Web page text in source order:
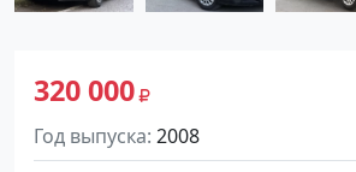
320 000
Год выпуска 2008